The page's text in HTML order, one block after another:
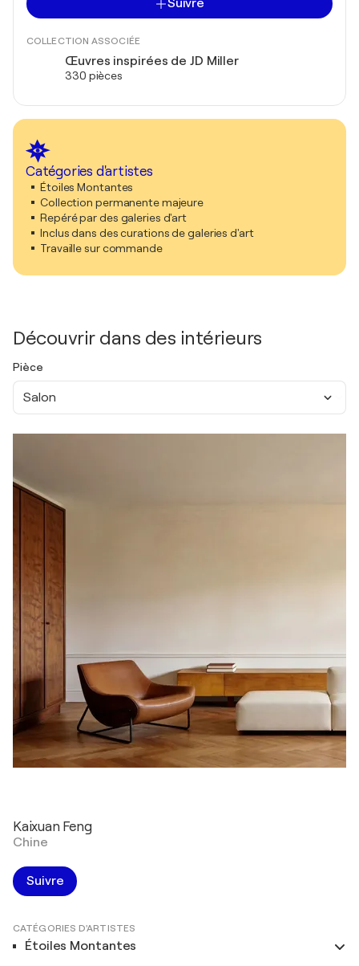
Suivre
COLLECTION ASSOCIÉE
Œuvres inspirées de JD Miller
330 pièces
Catégories d'artistes
Étoiles Montantes
Collection permanente majeure
Repéré par des galeries d'art
Inclus dans des curations de galeries d'art
Travaille sur commande
Découvrir dans des intérieurs
Pièce
Salon
Kaixuan Feng
Chine
Suivre
CATÉGORIES D'ARTISTES
Étoiles Montantes